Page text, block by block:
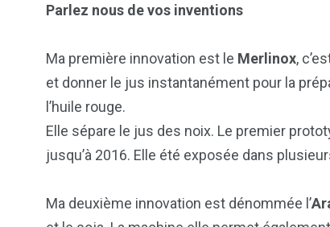
Parlez nous de vos inventions
Ma première innovation est le Merlinox,
et donner le jus instantanément pour la
l’huile rouge.
Elle sépare le jus des noix. Le premier
jusqu’à 2016. Elle été exposée dans
Ma deuxième innovation est dénommée l’